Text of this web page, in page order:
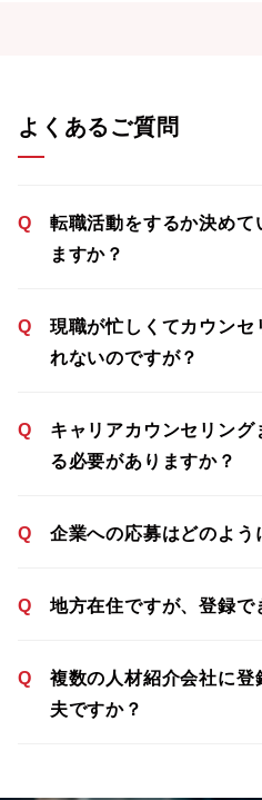
よくあるご質問
Q
転職活動をするか決めて
ますか？
Q
現職が忙しくてカウンセ
れないのですが？
Q
キャリアカウンセリン
る必要がありますか？
Q 企業への応募はどのよう
Q 地方在住ですが、登録で
Q
複数の人材紹介会社に登
夫ですか？